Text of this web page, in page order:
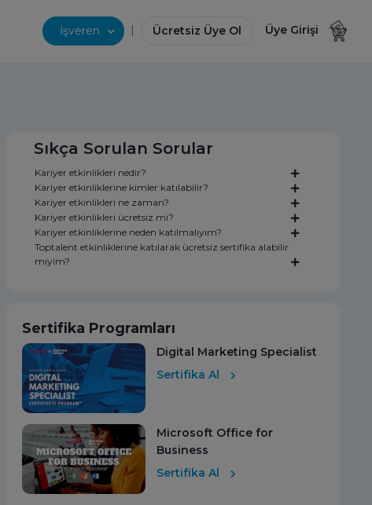
İşveren | Ücretsiz Üye Ol Üye Girişi
Sıkça Sorulan Sorular
Kariyer etkinlikleri nedir?
Kariyer etkinliklerine kimler katılabilir?
Kariyer etkinlikleri ne zaman?
Kariyer etkinlikleri ücretsiz mi?
Kariyer etkinliklerine neden katılmalıyım?
Toptalent etkinliklerine katılarak ücretsiz sertifika alabilir
miyim?
Sertifika Programları
Digital Marketing Specialist
Sertifika Al
Microsoft Office for
Business
Sertifika Al